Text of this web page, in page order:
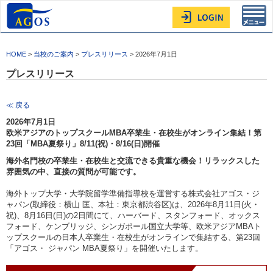
HOME > 当校のご案内 > プレスリリース > 2026年7月1日
プレスリリース
≪ 戻る
2026年7月1日
欧米アジアのトップスクールMBA卒業生・在校生がオンライン集結！第
23回「MBA夏祭り」8/11(祝)・8/16(日)開催
海外名門校の卒業生・在校生と交流できる貴重な機会！リラックスした
雰囲気の中、直接の質問が可能です。
海外トップ大学・大学院留学準備指導校を運営する株式会社アゴス・ジ
ャパン(取締役：横山 匡、本社：東京都渋谷区)は、2026年8月11日(火・
祝)、8月16日(日)の2日間にて、ハーバード、スタンフォード、オックス
フォード、ケンブリッジ、シンガポール国立大学等、欧米アジアMBAト
ップスクールの日本人卒業生・在校生がオンラインで集結する、第23回
「アゴス・ ジャパン MBA夏祭り」を開催いたします。